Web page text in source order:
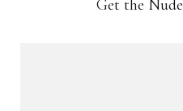
Get the